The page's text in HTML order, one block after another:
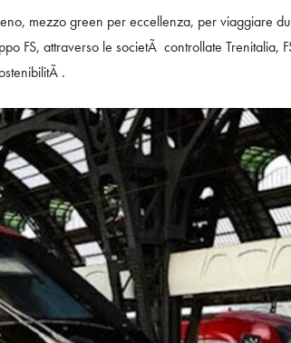
mezzo green per eccellenza, per viaggiare
FS, attraverso le societÃ controllate Trenitalia,
.